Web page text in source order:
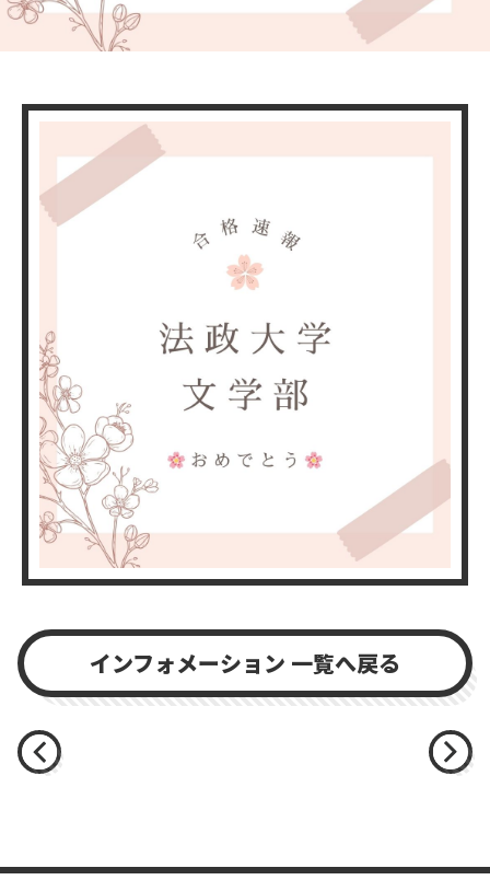
ワークショップ
学習指導
インフォメーション
お問い合わせ
インフォメーション 一覧へ戻る